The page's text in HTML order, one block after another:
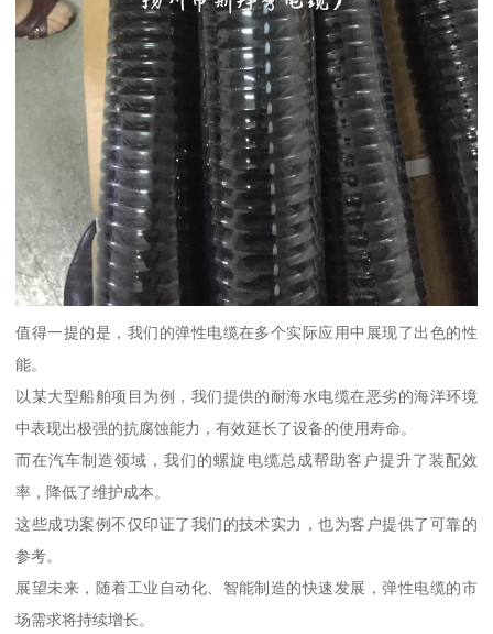
值得一提的是，我们的弹性电缆在多个实际应用中展现了出色的性
能。
以某大型船舶项目为例，我们提供的耐海水电缆在恶劣的海洋环境
中表现出极强的抗腐蚀能力，有效延长了设备的使用寿命。
而在汽车制造领域，我们的螺旋电缆总成帮助客户提升了装配效
率，降低了维护成本。
这些成功案例不仅印证了我们的技术实力，也为客户提供了可靠的
参考。
展望未来，随着工业自动化、智能制造的快速发展，弹性电缆的市
场需求将持续增长。